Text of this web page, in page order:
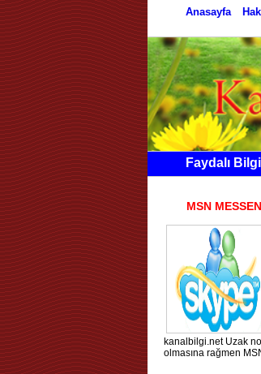
Anasayfa
Faydalı
MSN
kanalbilgi.net Uzak
olmasına rağmen